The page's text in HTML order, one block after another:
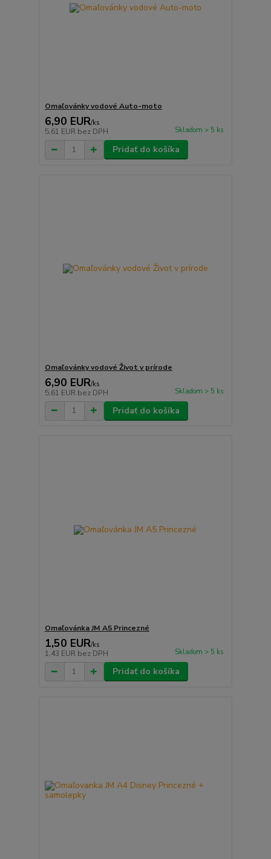
Omaľovánky vodové Auto-moto
6,90 EUR/ks
5,61 EUR bez DPH Skladom > 5 ks
Pridať do košíka
Omaľovánky vodové Život v prírode
6,90 EUR/ks
5,61 EUR bez DPH Skladom > 5 ks
Pridať do košíka
Omaľovánka JM A5 Princezné
1,50 EUR/ks
1,43 EUR bez DPH Skladom > 5 ks
Pridať do košíka